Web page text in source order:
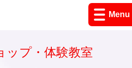
Menu
ップ・体験教室